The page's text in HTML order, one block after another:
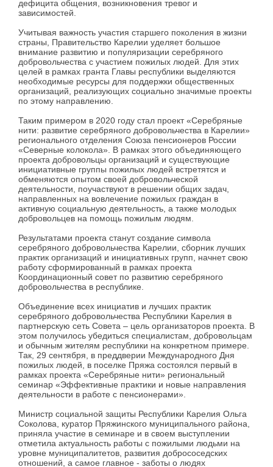
дефицита общения, возникновения тревог и
зависимостей.
Учитывая важность участия старшего поколения в жизни
страны, Правительство Карелии уделяет большое
внимание развитию и популяризации серебряного
добровольчества с участием пожилых людей. Для этих
целей в рамках гранта Главы республики выделяются
необходимые ресурсы для поддержки общественных
организаций, реализующих социально значимые проекты
по этому направлению.
Таким примером в 2020 году стал проект «Серебряные
нити: развитие серебряного добровольчества в Карелии»
регионального отделения Союза пенсионеров России
«Северные колокола». В рамках этого объединяющего
проекта добровольцы организаций и существующие
инициативные группы пожилых людей встретятся и
обменяются опытом своей добровольческой
деятельности, поучаствуют в решении общих задач,
направленных на вовлечение пожилых граждан в
активную социальную деятельность, а также молодых
добровольцев на помощь пожилым людям.
Результатами проекта станут создание символа
серебряного добровольчества Карелии, сборник лучших
практик организаций и инициативных групп, начнет свою
работу сформированный в рамках проекта
Координационный совет по развитию серебряного
добровольчества в республике.
Объединение всех инициатив и лучших практик
серебряного добровольчества Республики Карелия в
партнерскую сеть Совета – цель организаторов проекта. В
этом получилось убедиться специалистам, добровольцам
и обычным жителям республики на конкретном примере.
Так, 29 сентября, в преддверии Международного Дня
пожилых людей, в поселке Пряжа состоялся первый в
рамках проекта «Серебряные нити» региональный
семинар «Эффективные практики и новые направления
деятельности в работе с пенсионерами».
Министр социальной защиты Республики Карелия Ольга
Соколова, куратор Пряжинского муниципального района,
приняла участие в семинаре и в своем выступлении
отметила актуальность работы с пожилыми людьми на
уровне муниципалитетов, развития добрососедских
отношений, а самое главное - заботы о людях